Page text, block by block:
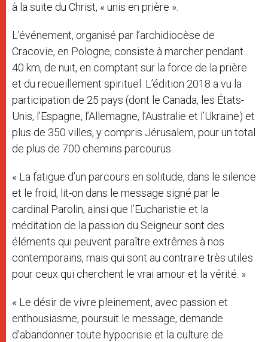
à la suite du Christ, « unis en prière ».
L’événement, organisé par l’archidiocèse de
Cracovie, en Pologne, consiste à marcher pendant
40 km, de nuit, en comptant sur la force de la prière
et du recueillement spirituel. L’édition 2018 a vu la
participation de 25 pays (dont le Canada, les États-
Unis, l’Espagne, l’Allemagne, l’Australie et l’Ukraine) et
plus de 350 villes, y compris Jérusalem, pour un total
de plus de 700 chemins parcourus.
« La fatigue d’un parcours en solitude, dans le silence
et le froid, lit-on dans le message signé par le
cardinal Parolin, ainsi que l’Eucharistie et la
méditation de la passion du Seigneur sont des
éléments qui peuvent paraître extrêmes à nos
contemporains, mais qui sont au contraire très utiles
pour ceux qui cherchent le vrai amour et la vérité. »
« Le désir de vivre pleinement, avec passion et
enthousiasme, poursuit le message, demande
d’abandonner toute hypocrisie et la culture de